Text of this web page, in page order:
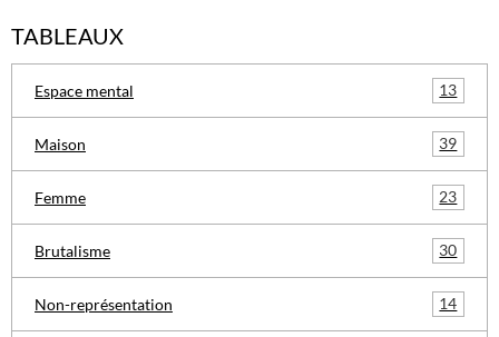
TABLEAUX
Espace mental 13
Maison 39
Femme 23
Brutalisme 30
Non-représentation 14